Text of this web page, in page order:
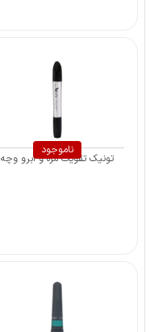
ناموجود
تونیک تقویت مژه و ابرو وچه